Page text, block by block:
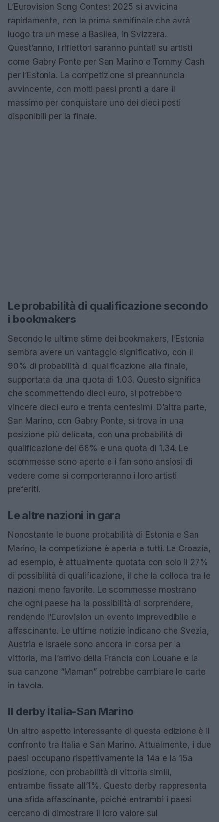
L’Eurovision Song Contest 2025 si avvicina
rapidamente, con la prima semifinale che avrà
luogo tra un mese a Basilea, in Svizzera.
Quest’anno, i riflettori saranno puntati su artisti
come Gabry Ponte per San Marino e Tommy Cash
per l’Estonia. La competizione si preannuncia
avvincente, con molti paesi pronti a dare il
massimo per conquistare uno dei dieci posti
disponibili per la finale.
Le probabilità di qualificazione secondo
i bookmakers
Secondo le ultime stime dei bookmakers, l’Estonia
sembra avere un vantaggio significativo, con il
90% di probabilità di qualificazione alla finale,
supportata da una quota di 1.03. Questo significa
che scommettendo dieci euro, si potrebbero
vincere dieci euro e trenta centesimi. D’altra parte,
San Marino, con Gabry Ponte, si trova in una
posizione più delicata, con una probabilità di
qualificazione del 68% e una quota di 1.34. Le
scommesse sono aperte e i fan sono ansiosi di
vedere come si comporteranno i loro artisti
preferiti.
Le altre nazioni in gara
Nonostante le buone probabilità di Estonia e San
Marino, la competizione è aperta a tutti. La Croazia,
ad esempio, è attualmente quotata con solo il 27%
di possibilità di qualificazione, il che la colloca tra le
nazioni meno favorite. Le scommesse mostrano
che ogni paese ha la possibilità di sorprendere,
rendendo l’Eurovision un evento imprevedibile e
affascinante. Le ultime notizie indicano che Svezia,
Austria e Israele sono ancora in corsa per la
vittoria, ma l’arrivo della Francia con Louane e la
sua canzone “Maman” potrebbe cambiare le carte
in tavola.
Il derby Italia-San Marino
Un altro aspetto interessante di questa edizione è il
confronto tra Italia e San Marino. Attualmente, i due
paesi occupano rispettivamente la 14a e la 15a
posizione, con probabilità di vittoria simili,
entrambe fissate all’1%. Questo derby rappresenta
una sfida affascinante, poiché entrambi i paesi
cercano di dimostrare il loro valore sul